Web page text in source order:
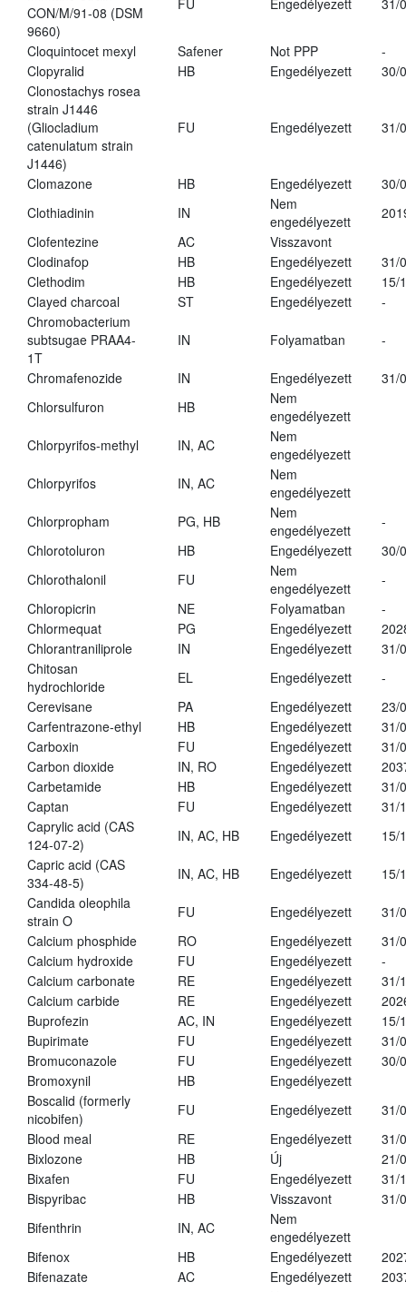
CON/M/91-08 (DSM
9660)
FU Engedélyezett 31/
Cloquintocet mexyl Safener Not PPP
-
Clopyralid
HB Engedélyezett
30/
Clonostachys rosea
strain J1446
(Gliocladium
catenulatum strain
J1446)
FU Engedélyezett 31/
Clomazone HB Engedélyezett
30/
Clothiadinin
IN
Nem
engedélyezett
Clofentezine
AC
Visszavont
Clodinafop
HB Engedélyezett
31/
Clethodim
HB Engedélyezett
15/
Clayed charcoal
ST Engedélyezett
-
Chromobacterium
subtsugae PRAA4-
1T
IN Folyamatban -
Chromafenozide IN Engedélyezett
31/
Chlorsulfuron
HB
Nem
engedélyezett
Chlorpyrifos-methyl
IN, AC
Nem
engedélyezett
Chlorpyrifos
IN, AC
Nem
engedélyezett
Chlorpropham
PG, HB
Nem
engedélyezett
-
Chlorotoluron
HB Engedélyezett
30/
Chlorothalonil
FU
Nem
engedélyezett
-
Chloropicrin
NE Folyamatban
-
Chlormequat
PG Engedélyezett
Chlorantraniliprole
IN Engedélyezett
31/
Chitosan
hydrochloride
EL Engedélyezett
-
Cerevisane
PA Engedélyezett
23/
Carfentrazone-ethyl
HB Engedélyezett
31/
Carboxin
FU Engedélyezett
31/
Carbon dioxide
IN, RO Engedélyezett
Carbetamide
HB Engedélyezett
31/
Captan
FU Engedélyezett
31/
Caprylic acid (CAS
124-07-2)
IN, AC, HB Engedélyezett
15/
Capric acid (CAS
334-48-5)
IN, AC, HB Engedélyezett
15/
Candida oleophila
strain O
FU Engedélyezett
31/
Calcium phosphide
RO Engedélyezett
31/
Calcium hydroxide
FU Engedélyezett
-
Calcium carbonate
RE Engedélyezett
31/
Calcium carbide
RE Engedélyezett
Buprofezin
AC, IN Engedélyezett
15/
Bupirimate
FU Engedélyezett
31/
Bromuconazole
FU Engedélyezett
30/
Bromoxynil
HB
Engedélyezett
Boscalid (formerly
nicobifen)
FU Engedélyezett
31/
Blood meal
RE Engedélyezett
31/
Bixlozone
HB Új
21/
Bixafen
FU Engedélyezett
31/
Bispyribac
HB Visszavont
31/
Bifenthrin
IN, AC
Nem
engedélyezett
Bifenox
HB Engedélyezett
Bifenazate
AC Engedélyezett